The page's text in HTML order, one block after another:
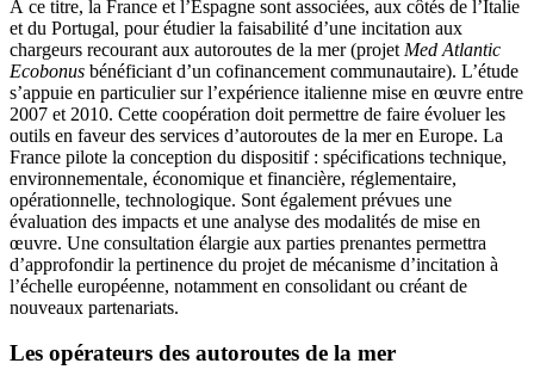
À ce titre, la France et l’Espagne sont associées, aux côtés de l’Italie
et du Portugal, pour étudier la faisabilité d’une incitation aux
chargeurs recourant aux autoroutes de la mer (projet Med Atlantic
Ecobonus bénéficiant d’un cofinancement communautaire). L’étude
s’appuie en particulier sur l’expérience italienne mise en œuvre entre
2007 et 2010. Cette coopération doit permettre de faire évoluer les
outils en faveur des services d’autoroutes de la mer en Europe. La
France pilote la conception du dispositif : spécifications technique,
environnementale, économique et financière, réglementaire,
opérationnelle, technologique. Sont également prévues une
évaluation des impacts et une analyse des modalités de mise en
œuvre. Une consultation élargie aux parties prenantes permettra
d’approfondir la pertinence du projet de mécanisme d’incitation à
l’échelle européenne, notamment en consolidant ou créant de
nouveaux partenariats.
Les opérateurs des autoroutes de la mer